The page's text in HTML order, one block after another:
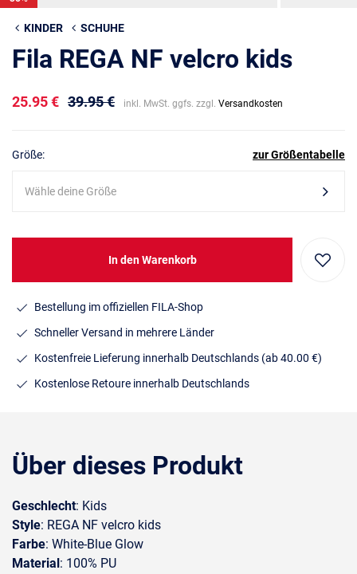
KINDER SCHUHE
Fila REGA NF velcro kids
25.95 € 39.95 € inkl. MwSt. ggfs. zzgl. Versandkosten
Größe: zur Größentabelle
Wähle deine Größe
In den Warenkorb
Bestellung im offiziellen FILA-Shop
Schneller Versand in mehrere Länder
Kostenfreie Lieferung innerhalb Deutschlands (ab 40.00 €)
Kostenlose Retoure innerhalb Deutschlands
Über dieses Produkt
Geschlecht: Kids
Style: REGA NF velcro kids
Farbe: White-Blue Glow
Material: 100% PU